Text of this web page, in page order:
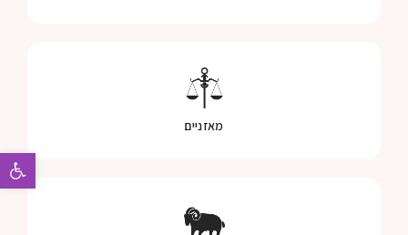
מאזניים